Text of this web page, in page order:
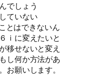
でしょう
ていない
とはできないん
ｉに変えたいと
移せないと変え
し何か方法があ
お願いします。